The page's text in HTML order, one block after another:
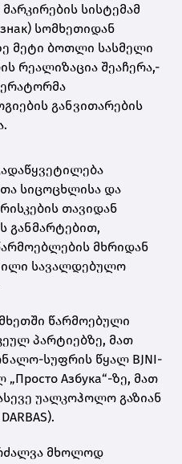
სისტემამ
სომხეთიდან
მეტი ბოთლი სასმელი
რეალიზაცია შეაჩერა,-
განვითარების
სიცოცხლისა და
თავიდან
განმარტებით,
მხრიდან
სავალდებულო
წარმოებული
პარტიებზე, მათ
სუფრის წყალ BJNI-
Азбука“-ზე, მათ
უალკოჰოლო გაზიან
მხოლოდ